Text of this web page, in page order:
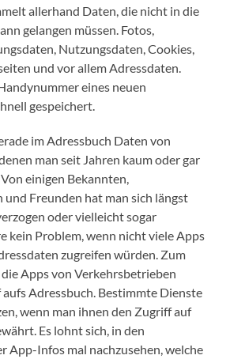
allerhand Daten, die nicht in die
gelangen müssen. Fotos,
Nutzungsdaten, Cookies,
und vor allem Adressdaten.
eines neuen
gespeichert.
im Adressbuch Daten von
man seit Jahren kaum oder gar
einigen Bekannten,
Freunden hat man sich längst
oder vielleicht sogar
kein Problem, wenn nicht viele Apps
zugreifen würden. Zum
Apps von Verkehrsbetrieben
Adressbuch. Bestimmte Dienste
wenn man ihnen den Zugriff auf
Es lohnt sich, in den
App-Infos mal nachzusehen, welche